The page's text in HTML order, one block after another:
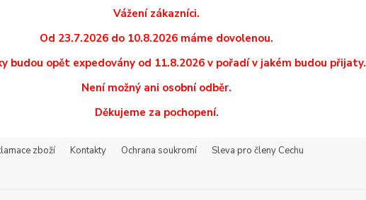
Vážení zákazníci.
Od 23.7.2026 do 10.8.2026 máme dovolenou.
budou opět expedovány od 11.8.2026 v pořadí v jakém budou přijaty.
Není možný ani osobní odběr.
Děkujeme za pochopení.
zboží Kontakty Ochrana soukromí
Sleva pro členy Cechu